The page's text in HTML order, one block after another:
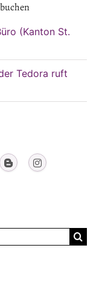
(Kanton St.
Tedora ruft